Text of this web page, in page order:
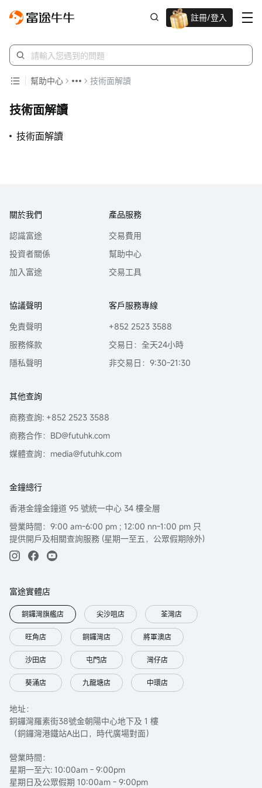
註冊/登入
迎新驚喜賞 股票/BTC等任你揀!
幫助中心 技術面解讀
技術面解讀
技術面解讀
關於我們
認識富途
投資者關係
加入富途
產品服務
交易費用
幫助中心
交易工具
協議聲明
免責聲明
服務條款
隱私聲明
客戶服務專線
+852 2523 3588
交易日：全天24小時
非交易日：9:30-21:30
其他查詢
商務查詢: +852 2523 3588
商務合作：BD@futuhk.com
媒體查詢：media@futuhk.com
金鐘總行
香港金鐘金鐘道 95 號統一中心 34 樓全層
營業時間：9:00 am-6:00 pm ; 12:00 nn-1:00 pm 只
提供開戶及相關查詢服務 (星期一至五，公眾假期除外)
富途實體店
銅鑼灣旗艦店 尖沙咀店 荃灣店
旺角店 銅鑼灣店 將軍澳店
沙田店 屯門店 灣仔店
葵涌店 九龍塘店 中環店
地址：
銅鑼灣羅素街38號金朝陽中心地下及 1 樓
（銅鑼灣港鐵站A出口，時代廣場對面）
營業時間：
星期一至六: 10:00am - 9:00pm
星期日及公眾假期 10:00am - 9:00pm